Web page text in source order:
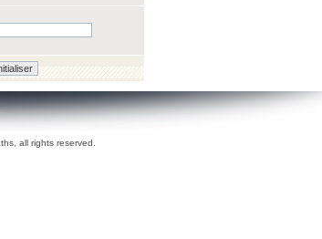
all rights reserved.